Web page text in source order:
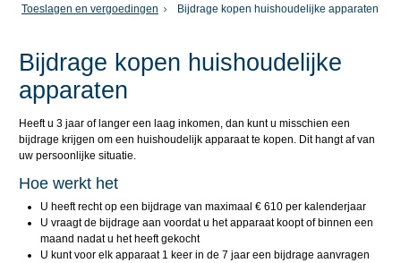
Toeslagen en vergoedingen Bijdrage kopen huishoudelijke apparaten
Bijdrage kopen huishoudelijke
apparaten
Heeft u 3 jaar of langer een laag inkomen, dan kunt u misschien een
bijdrage krijgen om een huishoudelijk apparaat te kopen. Dit hangt af van
uw persoonlijke situatie.
Hoe werkt het
U heeft recht op een bijdrage van maximaal € 610 per kalenderjaar
U vraagt de bijdrage aan voordat u het apparaat koopt of binnen een
maand nadat u het heeft gekocht
U kunt voor elk apparaat 1 keer in de 7 jaar een bijdrage aanvragen